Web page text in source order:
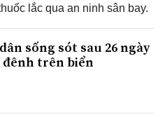
lắc qua an ninh sân bay.
sống sót sau 26 ngày
trên biển